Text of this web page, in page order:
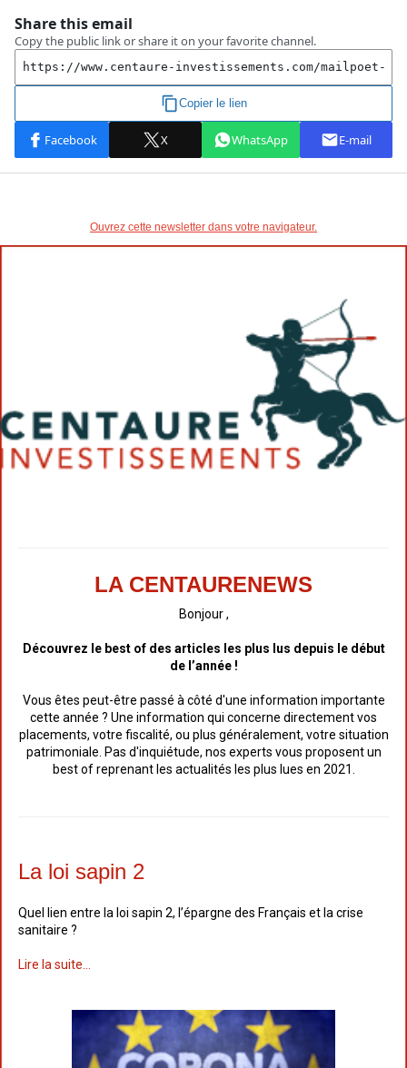
Ouvrez cette newsletter dans votre navigateur.
LA CENTAURENEWS
Bonjour ,
Découvrez le best of des articles les plus lus depuis le début
de l’année !
Vous êtes peut-être passé à côté d'une information importante
cette année ? Une information qui concerne directement vos
placements, votre fiscalité, ou plus généralement, votre situation
patrimoniale. Pas d'inquiétude, nos experts vous proposent un
best of reprenant les actualités les plus lues en 2021.
La loi sapin 2
Quel lien entre la loi sapin 2, l’épargne des Français et la crise
sanitaire ?
Lire la suite...